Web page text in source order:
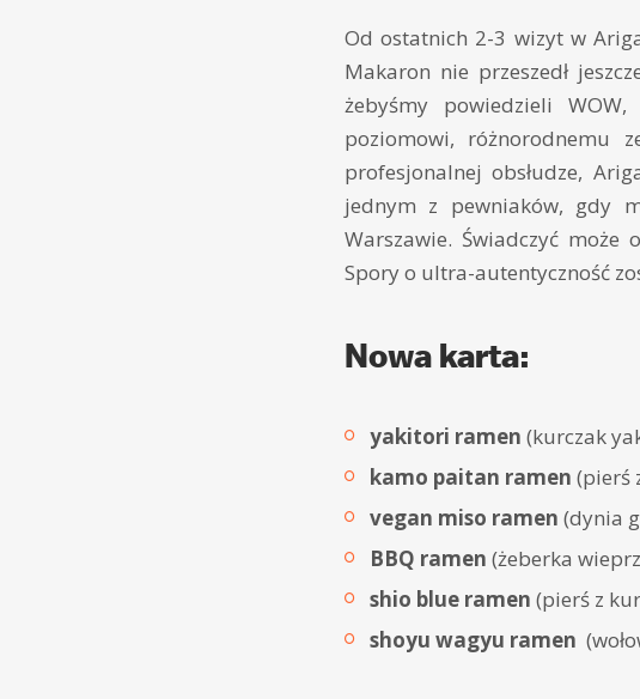
Od ostatnich 2-3 wizyt w
Makaron nie przeszedł
żebyśmy powiedzieli
poziomowi, różnorodnemu
profesjonalnej obsłudze,
jednym z pewniaków, gdy
Warszawie. Świadczyć
Spory o ultra-autentyczność
Nowa karta:
yakitori ramen (kurczak
kamo paitan ramen (pierś
vegan miso ramen (dynia
BBQ ramen (żeberka
shio blue ramen (pierś z
shoyu wagyu ramen